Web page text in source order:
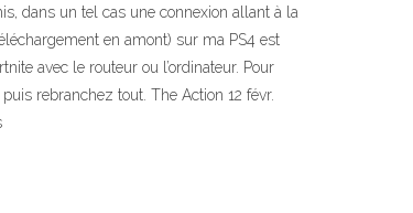
dans un tel cas une connexion allant à la
en amont) sur ma PS4 est
avec le routeur ou l’ordinateur. Pour
rebranchez tout. The Action 12 févr.